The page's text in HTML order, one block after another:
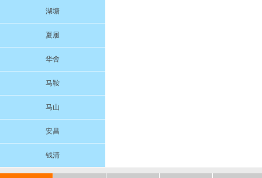
湖塘
夏履
华舍
马鞍
马山
安昌
钱清